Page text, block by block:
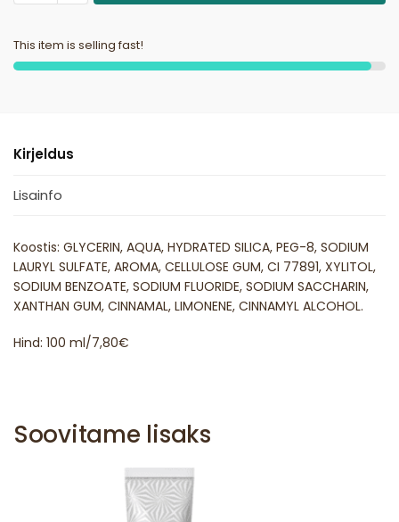
This item is selling fast!
Kirjeldus
Lisainfo
Koostis: GLYCERIN, AQUA, HYDRATED SILICA, PEG-8, SODIUM
LAURYL SULFATE, AROMA, CELLULOSE GUM, CI 77891, XYLITOL,
SODIUM BENZOATE, SODIUM FLUORIDE, SODIUM SACCHARIN,
XANTHAN GUM, CINNAMAL, LIMONENE, CINNAMYL ALCOHOL.
Hind: 100 ml/7,80€
Soovitame lisaks